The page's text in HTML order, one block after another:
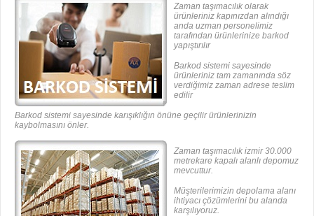
Zaman taşımacılık olarak
ürünleriniz kapınızdan alındığı
anda uzman personelimiz
tarafından ürünlerinize barkod
yapıştırılır
Barkod sistemi sayesinde
ürünleriniz tam zamanında söz
verdiğimiz zaman adrese teslim
edilir
Barkod sistemi sayesinde karışıklığın önüne geçilir ürünlerinizin
kaybolmasını önler.
Zaman taşımacılık izmir 30.000
metrekare kapalı alanlı depomuz
mevcuttur.
Müşterilerimizin depolama alanı
ihtiyacı çözümlerini bu alanda
karşılıyoruz.